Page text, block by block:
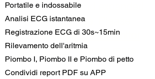
OLED screen and expanded
built-in storage. Please
visitPortable ECG Monitor
DuoEK™ Sto learn more.
Portatile e indossabile
Analisi ECG istantanea
Registrazione ECG di 30s~15min
Rilevamento dell'aritmia
Piombo I, Piombo II e Piombo di petto
Condividi report PDF su APP